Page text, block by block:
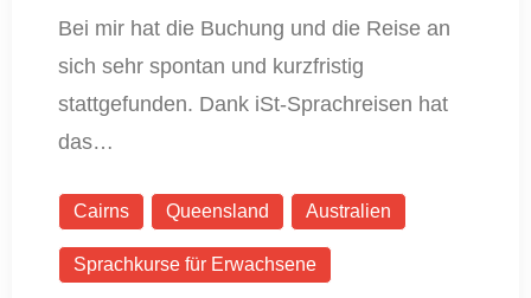
Bei mir hat die Buchung und die Reise an
sich sehr spontan und kurzfristig
stattgefunden. Dank iSt-Sprachreisen hat
das…
Cairns Queensland Australien
Sprachkurse für Erwachsene